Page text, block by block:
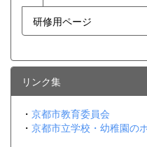
研修用ページ
リンク集
・ 京都市教育委員会
・ 京都市立学校・幼稚園の